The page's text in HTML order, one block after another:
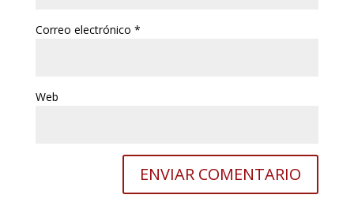
Correo electrónico *
Web